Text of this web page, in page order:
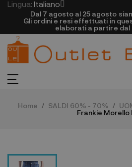
Lingua: Italiano
Dal 7 agosto al 25 agosto
Gli ordini e resi effettuati in
elaborati a partire dal
Home SALDI 60% - 70%
Frankie Morello